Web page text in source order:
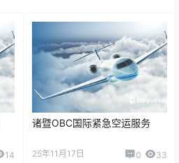
14
诸暨OBC国际紧急空运服务
25年11月17日 0 33